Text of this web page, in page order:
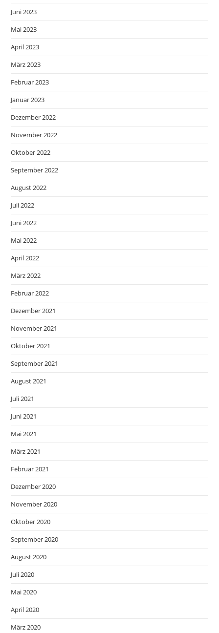
Juni 2023
Mai 2023
April 2023
März 2023
Februar 2023
Januar 2023
Dezember 2022
November 2022
Oktober 2022
September 2022
August 2022
Juli 2022
Juni 2022
Mai 2022
April 2022
März 2022
Februar 2022
Dezember 2021
November 2021
Oktober 2021
September 2021
August 2021
Juli 2021
Juni 2021
Mai 2021
März 2021
Februar 2021
Dezember 2020
November 2020
Oktober 2020
September 2020
August 2020
Juli 2020
Mai 2020
April 2020
März 2020